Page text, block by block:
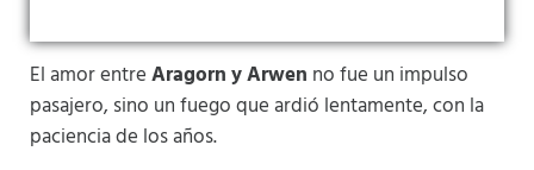
El amor entreAragorn y Arwen no fue un impulso
pasajero, sino un fuego que ardió lentamente, con la
paciencia de los años.